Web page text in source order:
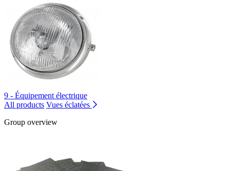
9 - Équipement électrique
All products Vues éclatées
Group overview